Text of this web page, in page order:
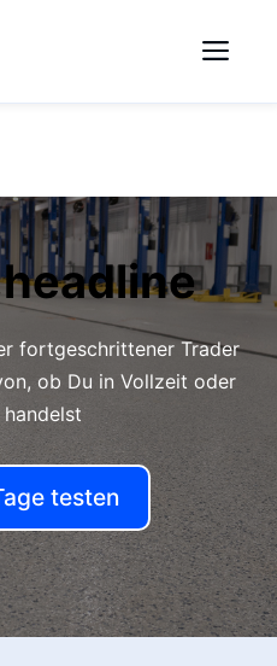
fortgeschrittener Trader
ob Du in Vollzeit oder
testen